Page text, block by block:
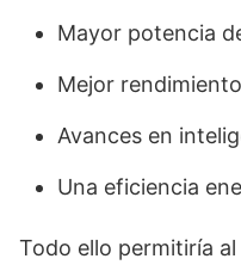
Mayor potencia
Mejor
Avances en
Una eficiencia
Todo ello permitiría